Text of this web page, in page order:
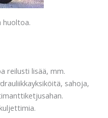
huoltoa.
reilusti lisää, mm.
sahoja,